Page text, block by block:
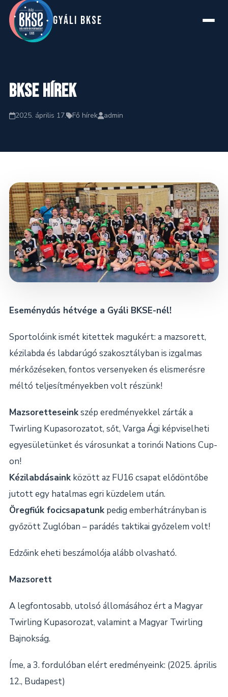
GYáLI BKSE
Rólunk
Hírek
Naptár
Dokumentumok
Kapcsolat
BKSE hírek
2025. április 17. Fő hírek admin
Eseménydús hétvége a Gyáli BKSE-nél!
Sportolóink ismét kitettek magukért: a mazsorett,
kézilabda és labdarúgó szakosztályban is izgalmas
mérkőzéseken, fontos versenyeken és elismerésre
méltó teljesítményekben volt részünk!
Mazsoretteseinkszép eredményekkel zárták a
Twirling Kupasorozatot, sőt, Varga Ági képviselheti
egyesületünket és városunkat a torinói Nations Cup-
on!
Kézilabdásainkközött az FU16 csapat elődöntőbe
jutott egy hatalmas egri küzdelem után.
Öregfiúk focicsapatunkpedig emberhátrányban is
győzött Zuglóban – parádés taktikai győzelem volt!
Edzőink eheti beszámolója alább olvasható.
Mazsorett
A legfontosabb, utolsó állomásához ért a Magyar
Twirling Kupasorozat, valamint a Magyar Twirling
Bajnokság.
Íme, a 3. fordulóban elért eredményeink: (2025. április
12., Budapest)